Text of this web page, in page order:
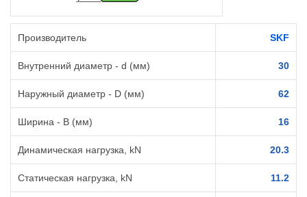
Производитель SKF
Внутренний диаметр - d (мм) 30
Наружный диаметр - D (мм) 62
Ширина - B (мм) 16
Динамическая нагрузка, kN 20.3
Статическая нагрузка, kN 11.2